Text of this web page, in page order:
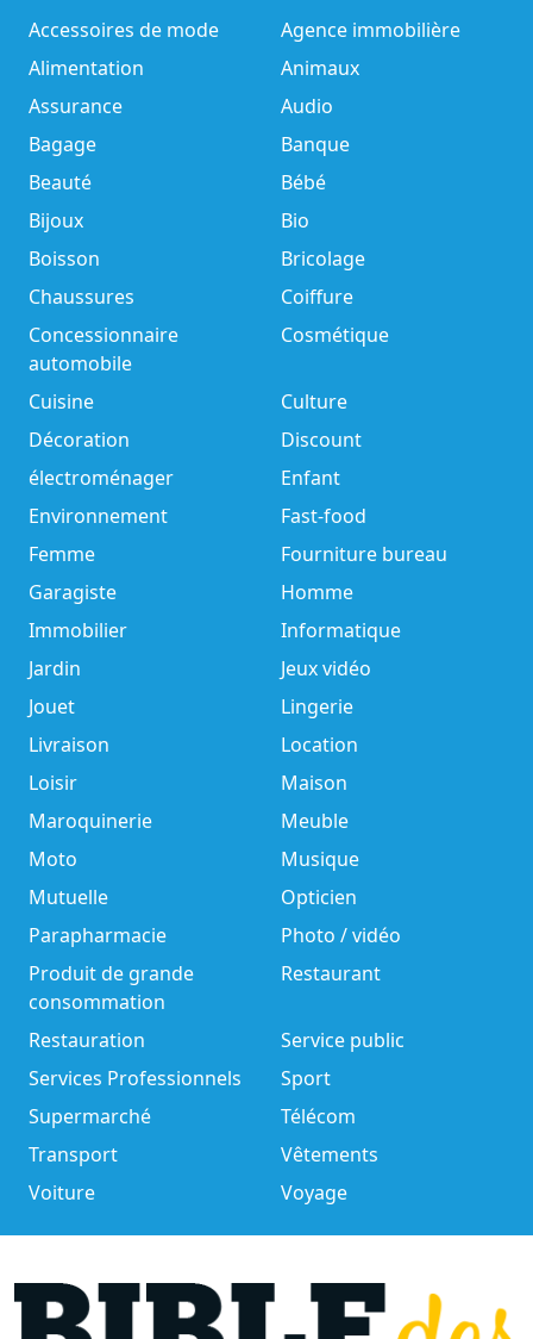
Accessoires de mode
Agence immobilière
Alimentation
Animaux
Assurance
Audio
Bagage
Banque
Beauté
Bébé
Bijoux
Bio
Boisson
Bricolage
Chaussures
Coiffure
Concessionnaire
automobile
Cosmétique
Cuisine
Culture
Décoration
Discount
électroménager
Enfant
Environnement
Fast-food
Femme
Fourniture bureau
Garagiste
Homme
Immobilier
Informatique
Jardin
Jeux vidéo
Jouet
Lingerie
Livraison
Location
Loisir
Maison
Maroquinerie
Meuble
Moto
Musique
Mutuelle
Opticien
Parapharmacie
Photo / vidéo
Produit de grande
consommation
Restaurant
Restauration
Service public
Services Professionnels
Sport
Supermarché
Télécom
Transport
Vêtements
Voiture
Voyage